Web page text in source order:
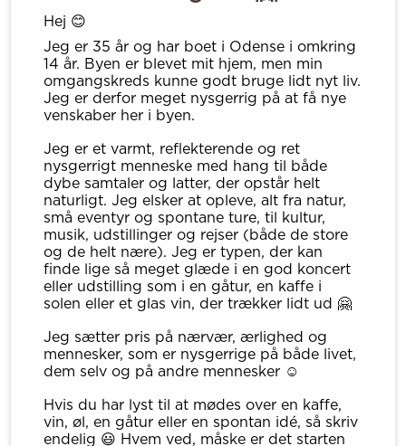
Hej 😊
Jeg er 35 år og har boet i Odense i omkring
14 år. Byen er blevet mit hjem, men min
omgangskreds kunne godt bruge lidt nyt liv.
Jeg er derfor meget nysgerrig på at få nye
venskaber her i byen.
Jeg er et varmt, reflekterende og ret
nysgerrigt menneske med hang til både
dybe samtaler og latter, der opstår helt
naturligt. Jeg elsker at opleve, alt fra natur,
små eventyr og spontane ture, til kultur,
musik, udstillinger og rejser (både de store
og de helt nære). Jeg er typen, der kan
finde lige så meget glæde i en god koncert
eller udstilling som i en gåtur, en kaffe i
solen eller et glas vin, der trækker lidt ud 🤗
Jeg sætter pris på nærvær, ærlighed og
mennesker, som er nysgerrige på både livet,
dem selv og på andre mennesker ☺️
Hvis du har lyst til at mødes over en kaffe,
vin, øl, en gåtur eller en spontan idé, så skriv
endelig 😃 Hvem ved, måske er det starten